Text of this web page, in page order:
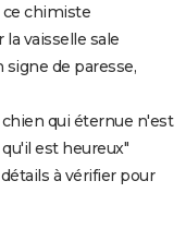
ce chimiste
vaisselle sale
de paresse,
chien qui éternue n'est
est heureux"
à vérifier pour